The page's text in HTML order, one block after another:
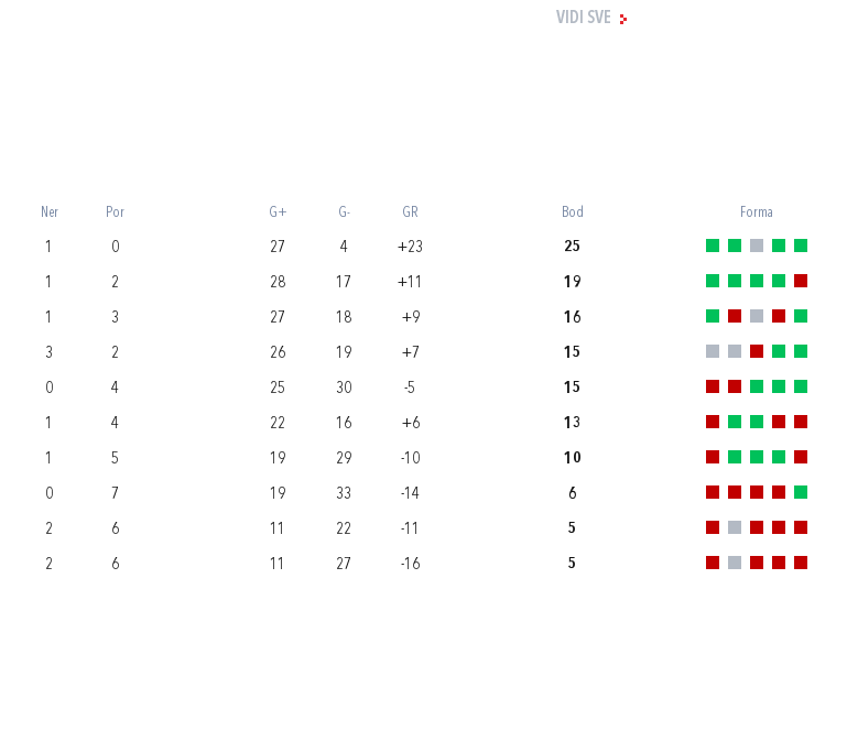
VIDI SVE
Ner Por G+ G- GR Bod Forma
1 0 27 4 +23 25
1 2 28 17 +11 19
1 3 27 18 +9 16
3 2 26 19 +7 15
0 4 25 30 -5 15
1 4 22 16 +6 13
1 5 19 29 -10 10
0 7 19 33 -14 6
2 6 11 22 -11 5
2 6 11 27 -16 5